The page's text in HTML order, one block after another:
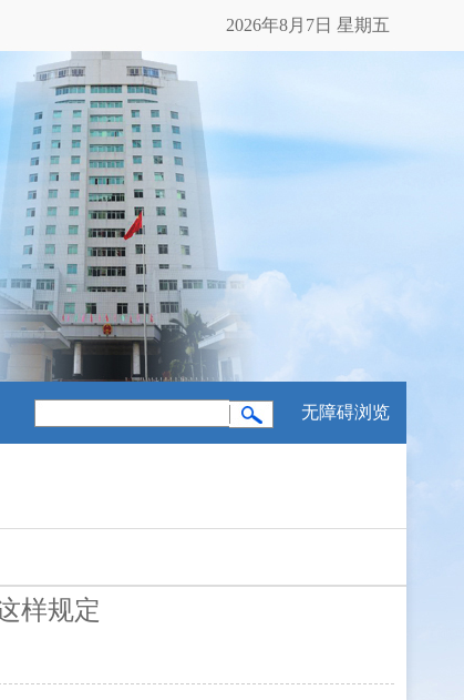
2026年8月7日 星期五
无障碍浏览
样规定